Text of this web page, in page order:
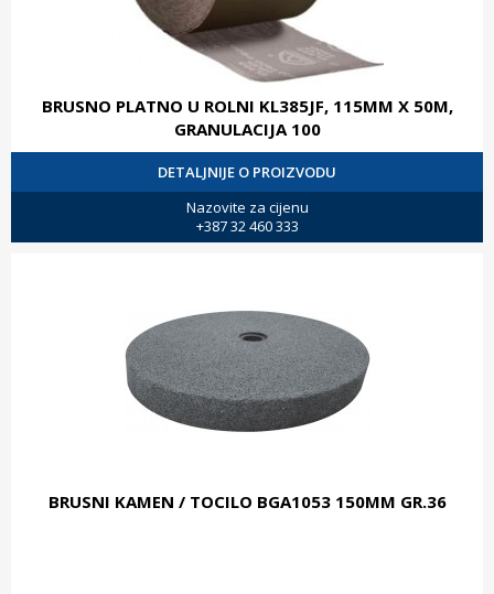
BRUSNO PLATNO U ROLNI KL385JF, 115MM X 50M,
GRANULACIJA 100
DETALJNIJE O PROIZVODU
Nazovite za cijenu
+387 32 460 333
BRUSNI KAMEN / TOCILO BGA1053 150MM GR.36